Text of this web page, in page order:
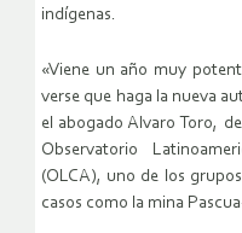
indígenas.
«Viene un año muy
verse que haga la nueva
el abogado Alvaro Toro,
Observatorio
(OLCA), uno de los
casos como la mina